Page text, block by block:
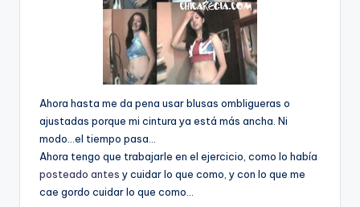
Ahora hasta me da pena usar blusas ombligueras o
ajustadas porque mi cintura ya está más ancha. Ni
modo…el tiempo pasa…
Ahora tengo que trabajarle en el ejercicio, como lo habí­a
posteado antes y cuidar lo que como, y con lo que me
cae gordo cuidar lo que como…